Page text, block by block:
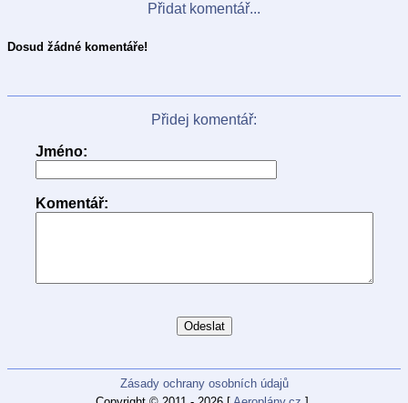
Přidat komentář...
Dosud žádné komentáře!
Přidej komentář:
Jméno:
Komentář:
Zásady ochrany osobních údajů